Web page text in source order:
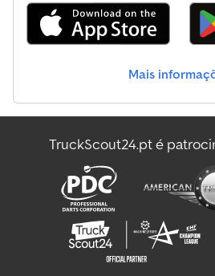
- Tampa traseira com fechos de tensão
nas laterais internas - Botões de
fixação da lona nas laterais Preço
número de reboques dos seguintes
Neptun Mediante solicitação,
fabricantes. Outros acessórios
Reservamo-nos o direito de efetuar
alterações de preço e corrigir erros.
por erros ou omissões. Eixo com
suspensão individual das rodas, lona,
galvanizada a fogo, sem travões, inclui
em V galvanizada a fogo, conector de 7
9 mm de espessura, tampa traseira
Mais
TruckScout24.pt é